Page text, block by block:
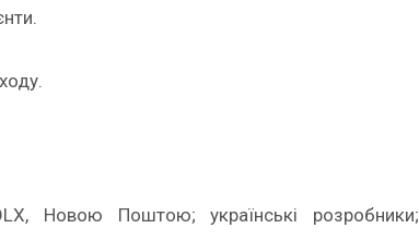
Новою Поштою; українські розробники;